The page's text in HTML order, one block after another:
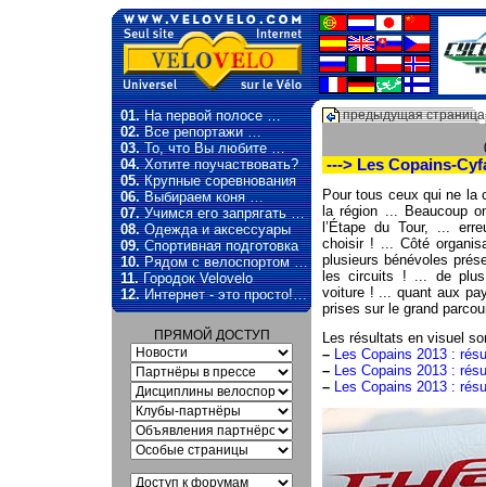
01.На первой полосе …
02.Все репортажи …
03.То, что Вы любите …
04.Хотите поучаствовать?
05.Крупные соревнования
06.Выбираем коня …
07.Учимся его запрягать …
08.Одежда и аксессуары
09.Спортивная подготовка
10.Рядом с велоспортом …
11.Городок Velovelo
12.Интернет - это просто!…
ПРЯМОЙ ДОСТУП
предыдущая страница
---> Les Copains-
Pour tous ceux qui ne la
la région ... Beaucoup
l’Étape du Tour, ...
choisir ! ... Côté
plusieurs bénévoles
les circuits ! ... de plus
voiture ! ... quant aux
prises sur le grand
Les résultats en visuel
– Les Copains 2013 :
– Les Copains 2013 :
– Les Copains 2013 :